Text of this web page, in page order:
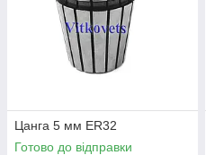
Цанга 5 мм ER32
Готово до відправки